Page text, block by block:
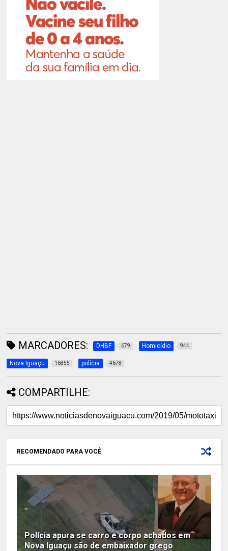
MARCADORES: DHBF 679 Homicídio 944
Nova Iguaçu 16855 polícia 4678
COMPARTILHE:
RECOMENDADO PARA VOCÊ
Polícia apura se carro e corpo achados em
Nova Iguaçu são de embaixador grego